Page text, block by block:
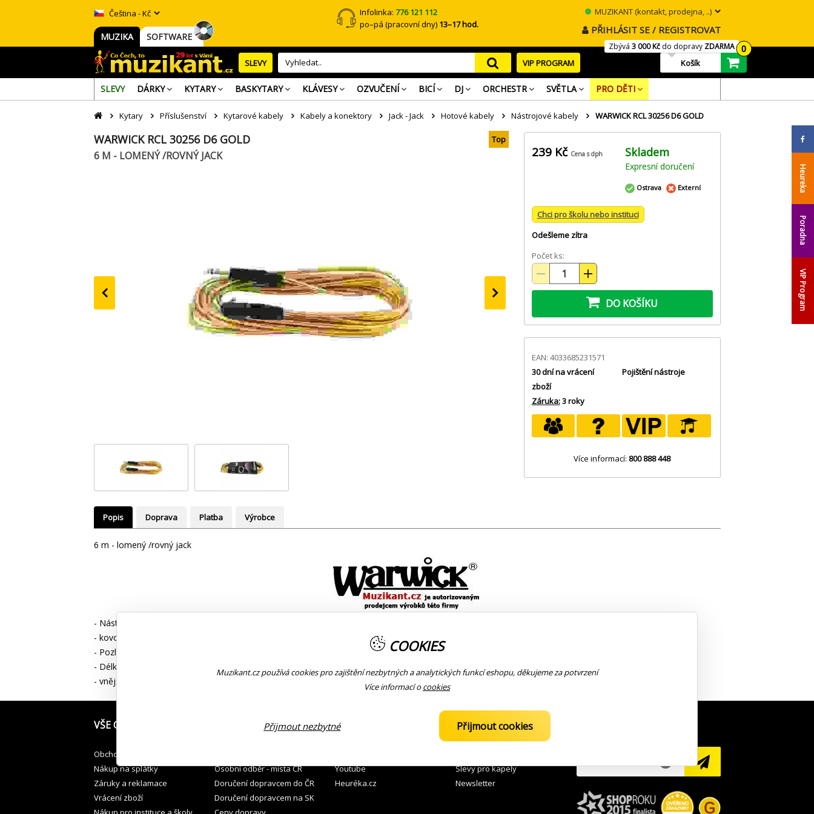
Infolinka:776 121 112
po–pá (pracovní dny) 13–17 hod.
Čeština - Kč MUZIKANT (kontakt, prodejna, ..)
MUZIKA SOFTWARE
PŘIHLÁSIT SE / REGISTROVAT
SLEVY VIP PROGRAM
Zbývá 3 000 Kčdo dopravy ZDARMA 0
Košík
SLEVY DÁRKY KYTARY BASKYTARY KLÁVESY OZVUČENÍ BICÍ DJ ORCHESTR SVĚTLA PRO DĚTI
Heureka
Poradna
VIP Program
Kytary Příslušenství Kytarové kabely Kabely a konektory Jack - Jack Hotové kabely Nástrojové kabely WARWICK RCL 30256 D6 GOLD
Top
WARWICK RCL 30256 D6 GOLD
6 M - LOMENÝ /ROVNÝ JACK 239 Kč Cena s dph Skladem
Expresní doručení
Ostrava Externí
Chci pro školu nebo instituci
Odešleme zítra
Počet ks:
DO KOŠÍKU
EAN: 4033685231571
30 dní na vrácení
zboží
Záruka:3 roky
Pojištění nástroje
Více informací: 800 888 448
Popis Doprava Platba Výrobce
6 m - lomený /rovný jack
- Nástrojový kabel, textilní opletení
- kovové konektory 6,3mm rovný / lomený
- Pozlacená špička
- Délka 6m
- vnější průměr 7mm
VŠE O NÁKUPU
Obchodní podmínky
Nákup na splátky
Záruky a reklamace
Vrácení zboží
JAK PŘEVZÍT ZBOŽÍ
Osobní odběr - místa ČR
Doručení dopravcem do ČR
Doručení dopravcem na SK
KOMUNITA
Youtube
Heuréka.cz
KONTAKTY
Slevy pro kapely
Newsletter
COOKIES
Muzikant.cz používá cookies pro zajištění nezbytných a analytických funkcí eshopu, děkujeme za potvrzení
Více informací ocookies
Přijmout cookies
Přijmout nezbytné